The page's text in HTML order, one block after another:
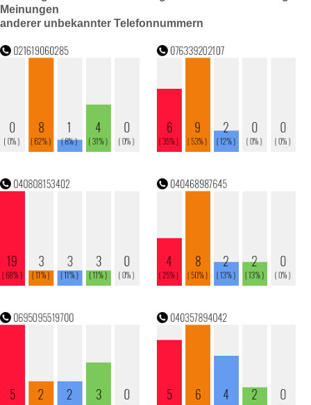
Meinungen
anderer unbekannter Telefonnummern